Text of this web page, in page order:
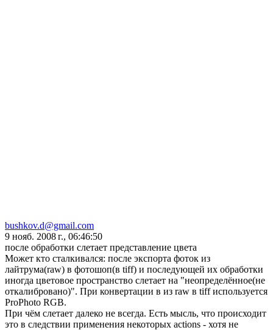
bushkov.d@gmail.com
9 нояб. 2008 г., 06:46:50
после обработки слетает представление цвета
Может кто сталкивался: после экспорта фоток из
лайтрума(raw) в фотошоп(в tiff) и последующей их обработки
иногда цветовое пространство слетает на "неопределённое(не
откалибровано)". При конвертации в из raw в tiff используется
ProPhoto RGB.
При чём слетает далеко не всегда. Есть мысль, что происходит
это в следствии применения некоторых actions - хотя не